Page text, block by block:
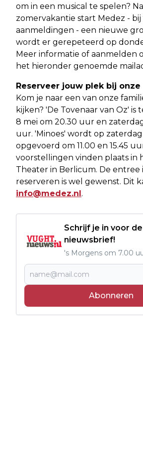
om in een musical te spelen?
zomervakantie start Medez -
aanmeldingen - een nieuwe
wordt er gerepeteerd op
Meer informatie of aanmelden
het hieronder genoemde
Reserveer jouw plek bij onze
Kom je naar een van onze
kijken? 'De Tovenaar van Oz' is
8 mei om 20.30 uur en
uur. 'Minoes' wordt op zaterdag
opgevoerd om 11.00 en 15.45
voorstellingen vinden plaats in
Theater in Berlicum. De entree
reserveren is wel gewenst. Dit
info@medez.nl .
Schrijf je in voor
nieuwsbrief!
's Morgens om 7.00
Abonneren